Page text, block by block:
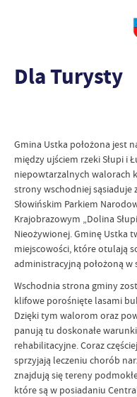
Dla Turysty
Gmina Ustka położona jest
między ujściem rzeki Słupi i
niepowtarzalnych walorach
strony wschodniej sąsiaduje
Słowińskim Parkiem
Krajobrazowym „Dolina
Nieożywionej. Gminę Ustka
miejscowości, które otulają
administracyjną położoną w
Wschodnia strona gminy
klifowe porośnięte lasami
Dzięki tym walorom oraz
panują tu doskonałe
rehabilitacyjne. Coraz
sprzyjają leczeniu chorób
znajdują się tereny
które są w posiadaniu